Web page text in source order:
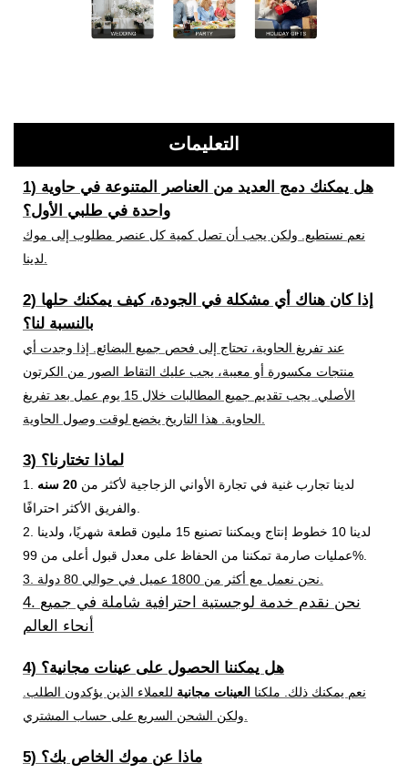
التعليمات
1) هل يمكنك دمج العديد من العناصر المتنوعة في حاوية
واحدة في طلبي الأول؟
نعم نستطيع. ولكن يجب أن تصل كمية كل عنصر مطلوب إلى موك
2) إذا كان هناك أي مشكلة في الجودة، كيف يمكنك حلها
بالنسبة لنا؟
عند تفريغ الحاوية، تحتاج إلى فحص جميع البضائع. إذا وجدت أي
منتجات مكسورة أو معيبة، يجب عليك التقاط الصور من الكرتون
الأصلي. يجب تقديم جميع المطالبات خلال 15 يوم عمل بعد تفريغ
3) لماذا تختارنا؟
1. لدينا تجارب غنية في تجارة الأواني الزجاجية لأكثر من 20 سنه
2. لدينا 10 خطوط إنتاج ويمكننا تصنيع 15 مليون قطعة شهريًا، ولدينا
عمليات صارمة تمكننا من الحفاظ على معدل قبول أعلى من 99%.
4. نحن نقدم خدمة لوجستية احترافية شاملة في جميع
أنحاء العالم
4) هل يمكننا الحصول على عينات مجانية؟
نعم يمكنك ذلك. ملكنا العينات مجانية للعملاء الذين يؤكدون الطلب.
5) ماذا عن موك الخاص بك؟